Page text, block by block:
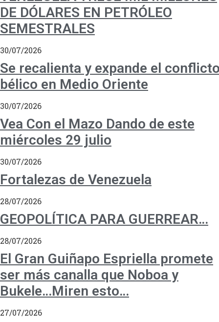
DE DÓLARES EN PETRÓLEO
SEMESTRALES
30/07/2026
Se recalienta y expande el
bélico en Medio Oriente
30/07/2026
Vea Con el Mazo Dando de este
miércoles 29 julio
30/07/2026
Fortalezas de Venezuela
28/07/2026
GEOPOLÍTICA PARA GUERREAR…
28/07/2026
El Gran Guiñapo Espriella promete
ser más canalla que Noboa y
Bukele…Miren esto…
27/07/2026